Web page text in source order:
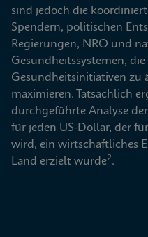
sind jedoch die
Spendern, politischen
Regierungen, NRO und
Gesundheitssystemen,
Gesundheitsinitiativen zu
maximieren. Tatsächlich
durchgeführte Analyse
für jeden US-Dollar, der
wird, ein wirtschaftliches
Land erzielt wurde2.